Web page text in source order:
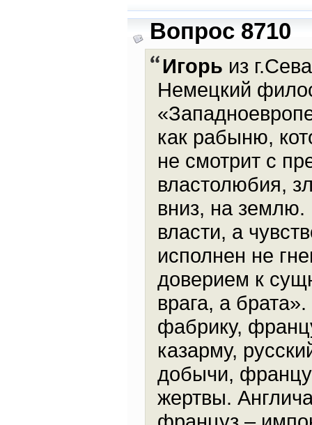
Вопрос 8710
Игорь из
Немецкий
как рабыню,
не смотрит с
властолюбия,
вниз, на землю.
власти, а
исполнен не
доверием к
врага, а
фабрику,
казарму,
добычи,
жертвы.